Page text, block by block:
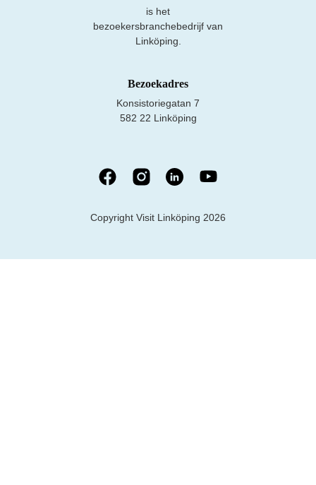
is het
bezoekersbranchebedrijf van
Linköping.
Bezoekadres
Konsistoriegatan 7
582 22 Linköping
Copyright Visit Linköping 2026